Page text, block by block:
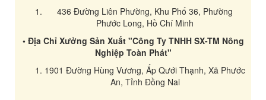
436 Đường Liên Phường, Khu Phố 36, Phường
Phước Long, Hồ Chí Minh
• Địa Chỉ Xưởng Sản Xuất "Công Ty TNHH SX-TM Nông
Nghiệp Toàn Phát"
1901 Đường Hùng Vương, Ấp Qưới Thạnh, Xã Phước
An, Tỉnh Đồng Nai